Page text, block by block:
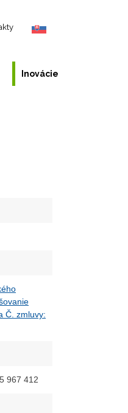
Inovácie
Č. zmluvy:
967 412